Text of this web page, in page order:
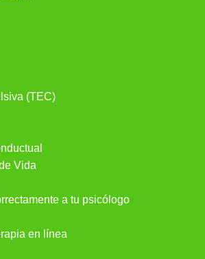
(TEC)
Vida
a tu psicólogo
en línea